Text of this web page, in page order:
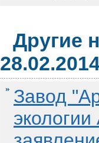
Другие
Завод